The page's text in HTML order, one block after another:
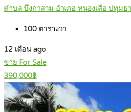
ตำบล บึงกาสาม อำเภอ หนองเสือ ปทุมธ
100 ตารางวา
12 เดือน ago
ขาย For Sale
390,000฿